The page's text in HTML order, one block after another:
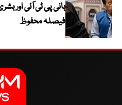
بانی پی ٹی آئی اور
فیصلہ محفوظ